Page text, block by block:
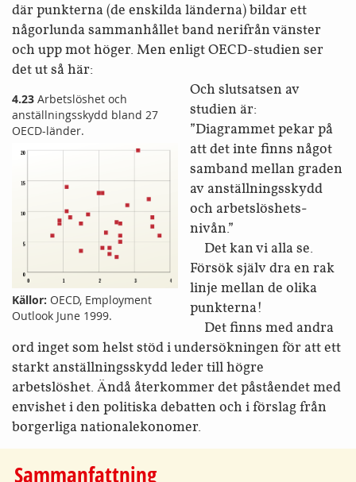
där punkterna (de enskilda länderna) bildar ett
någorlunda sammanhållet band nerifrån vänster
och upp mot höger. Men enligt OECD-studien ser
det ut så här:
4.23 Arbetslöshet och
anställnings­skydd bland 27
OECD-länder.
Källor: OECD, Employment
Outlook June 1999.
Och slutsatsen av
studien är:
”Diagrammet pekar på
att det inte finns något
samband mellan graden
av anställnings­skydd
och arbetslöshets­
nivån.”
Det kan vi alla se.
Försök själv dra en rak
linje mellan de olika
punkterna!
Det finns med andra
ord inget som helst stöd i undersökningen för att ett
starkt anställnings­skydd leder till högre
arbetslöshet. Ändå återkommer det påståendet med
envishet i den politiska debatten och i förslag från
borgerliga national­ekonomer.
Sammanfattning